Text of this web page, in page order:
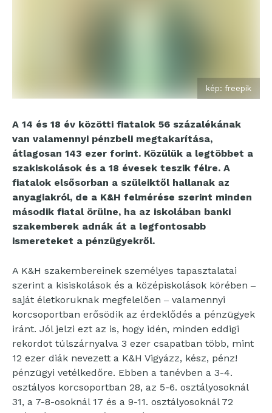
kép: freepik
A 14 és 18 év közötti fiatalok 56 százalékának
van valamennyi pénzbeli megtakarítása,
átlagosan 143 ezer forint. Közülük a legtöbbet a
szakiskolások és a 18 évesek teszik félre. A
fiatalok elsősorban a szüleiktől hallanak az
anyagiakról, de a K&H felmérése szerint minden
második fiatal örülne, ha az iskolában banki
szakemberek adnák át a legfontosabb
ismereteket a pénzügyekről.
A K&H szakembereinek személyes tapasztalatai
szerint a kisiskolások és a középiskolások körében ‒
saját életkoruknak megfelelően ‒ valamennyi
korcsoportban erősödik az érdeklődés a pénzügyek
iránt. Jól jelzi ezt az is, hogy idén, minden eddigi
rekordot túlszárnyalva 3 ezer csapatban több, mint
12 ezer diák nevezett a K&H Vigyázz, kész, pénz!
pénzügyi vetélkedőre. Ebben a tanévben a 3-4.
osztályos korcsoportban 28, az 5-6. osztályosoknál
31, a 7-8-osoknál 17 és a 9-11. osztályosoknál 72